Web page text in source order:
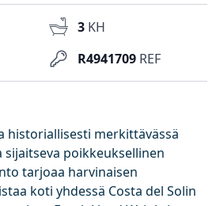
R4941709 REF
3 KH
historiallisesti merkittävässä
sijaitseva poikkeuksellinen
tarjoaa harvinaisen
koti yhdessä Costa del Solin